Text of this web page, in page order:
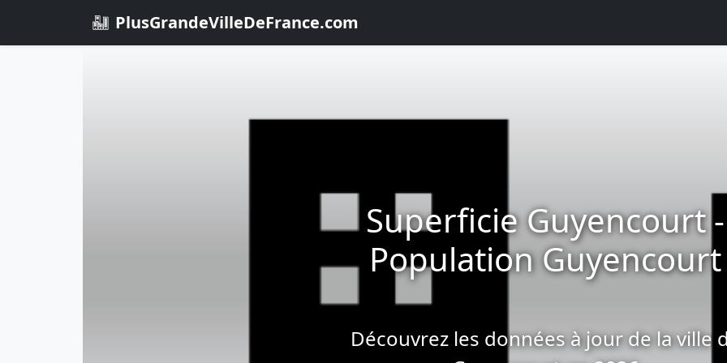
PlusGrandeVilleDeFrance.com
Superficie Guyencourt -
Population Guyencourt
Découvrez les données à jour de la ville